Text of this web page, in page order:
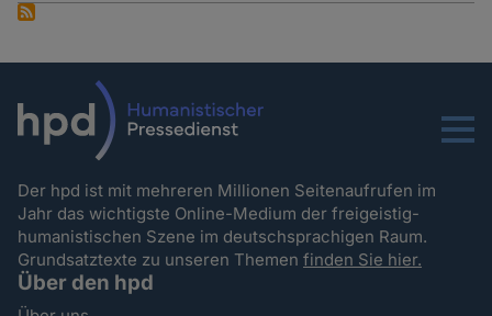
Menu
Der hpd ist mit mehreren Millionen Seitenaufrufen im
Jahr das wichtigste Online-Medium der freigeistig-
humanistischen Szene im deutschsprachigen Raum.
Grundsatztexte zu unseren Themenfinden Sie hier.
Über den hpd